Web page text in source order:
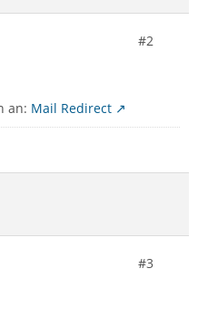
#2
an: Mail Redirect
#3